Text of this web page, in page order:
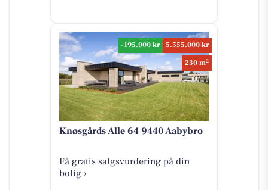
-195.000 kr
5.555.000 kr
230 m2
Knøsgårds Alle 64 9440 Aabybro
Få gratis salgsvurdering på din
bolig ›